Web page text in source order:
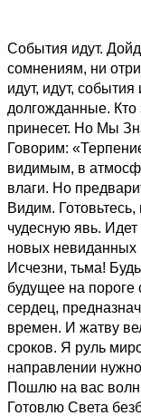
События идут.
сомнениям, ни
идут, идут,
долгожданные. Кто
принесет. Но Мы
Говорим:
видимым, в
влаги. Но
Видим. Готовьтесь,
чудесную явь.
новых невиданных
Исчезни, тьма!
будущее на
сердец,
времен. И жатву
сроков. Я руль
направлении
Пошлю на вас
Готовлю Света